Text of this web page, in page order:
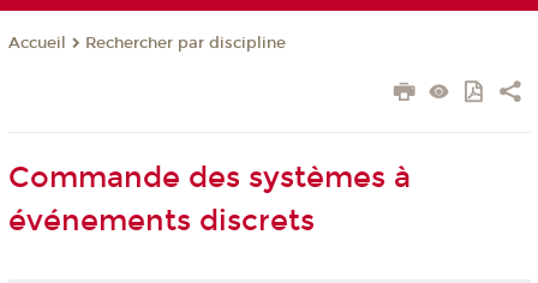
Accueil Rechercher par discipline
Commande des systèmes à
événements discrets